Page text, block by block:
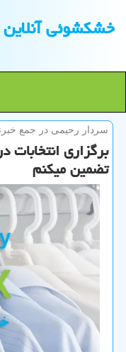
خشكشوئی آنلاین
سردار رحیمی در جمع
برگزاری
تضمین میكنم